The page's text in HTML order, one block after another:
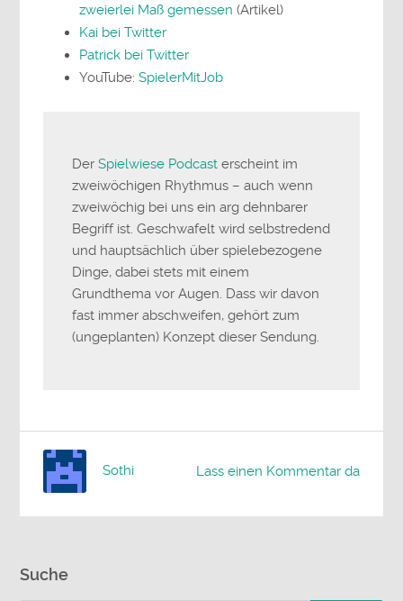
zweierlei Maß gemessen (Artikel)
Kai bei Twitter
Patrick bei Twitter
YouTube:SpielerMitJob
DerSpielwiese Podcast erscheint im
zweiwöchigen Rhythmus – auch wenn
zweiwöchig bei uns ein arg dehnbarer
Begriff ist. Geschwafelt wird selbstredend
und hauptsächlich über spielebezogene
Dinge, dabei stets mit einem
Grundthema vor Augen. Dass wir davon
fast immer abschweifen, gehört zum
(ungeplanten) Konzept dieser Sendung.
Lass einen Kommentar da
Sothi
Suche